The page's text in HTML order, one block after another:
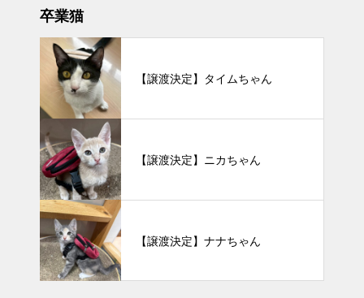
卒業猫
【譲渡決定】タイムちゃん
【譲渡決定】ニカちゃん
【譲渡決定】ナナちゃん